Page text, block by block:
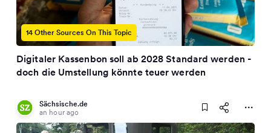
14 Other Sources On This Topic
Digitaler Kassenbon soll ab 2028 Standard werden -
doch die Umstellung könnte teuer werden
Sächsische.de
an hour ago